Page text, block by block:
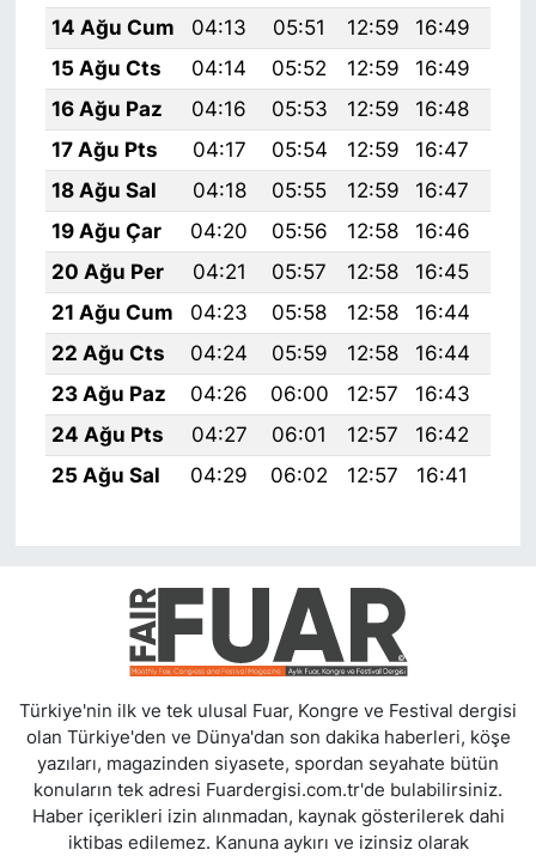
14 Ağu Cum
04:13 05:51 12:59 16:49
15 Ağu Cts
04:14 05:52 12:59 16:49
16 Ağu Paz
04:16 05:53 12:59 16:48
17 Ağu Pts
04:17 05:54 12:59 16:47
18 Ağu Sal
04:18 05:55 12:59 16:47
19 Ağu Çar
04:20 05:56 12:58 16:46
20 Ağu Per
04:21 05:57 12:58 16:45
21 Ağu Cum
04:23 05:58 12:58 16:44
22 Ağu Cts
04:24 05:59 12:58 16:44
23 Ağu Paz
04:26 06:00 12:57 16:43
24 Ağu Pts
04:27 06:01 12:57 16:42
25 Ağu Sal
04:29 06:02 12:57 16:41
Türkiye'nin ilk ve tek ulusal Fuar, Kongre ve Festival dergisi
olan Türkiye'den ve Dünya'dan son dakika haberleri, köşe
yazıları, magazinden siyasete, spordan seyahate bütün
konuların tek adresi Fuardergisi.com.tr'de bulabilirsiniz.
Haber içerikleri izin alınmadan, kaynak gösterilerek dahi
iktibas edilemez. Kanuna aykırı ve izinsiz olarak